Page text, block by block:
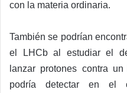
con la materia ordinaria.
También se podrían
el LHCb al estudiar el
lanzar protones contra
podría detectar en el